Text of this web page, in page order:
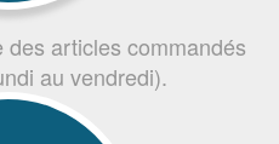
articles commandés
au vendredi).